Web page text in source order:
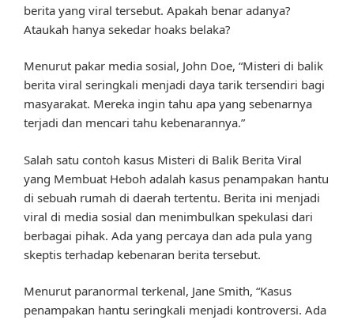
berita yang viral tersebut. Apakah benar adanya?
Ataukah hanya sekedar hoaks belaka?
Menurut pakar media sosial, John Doe, “Misteri di balik
berita viral seringkali menjadi daya tarik tersendiri bagi
masyarakat. Mereka ingin tahu apa yang sebenarnya
terjadi dan mencari tahu kebenarannya.”
Salah satu contoh kasus Misteri di Balik Berita Viral
yang Membuat Heboh adalah kasus penampakan hantu
di sebuah rumah di daerah tertentu. Berita ini menjadi
viral di media sosial dan menimbulkan spekulasi dari
berbagai pihak. Ada yang percaya dan ada pula yang
skeptis terhadap kebenaran berita tersebut.
Menurut paranormal terkenal, Jane Smith, “Kasus
penampakan hantu seringkali menjadi kontroversi. Ada